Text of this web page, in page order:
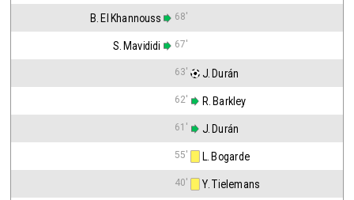
B. El Khannouss 68'
S. Mavididi 67'
63' J. Durán
62' R. Barkley
61' J. Durán
55' L. Bogarde
40' Y. Tielemans